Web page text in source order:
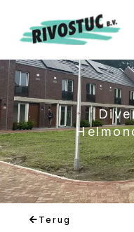
inhoud
Terug